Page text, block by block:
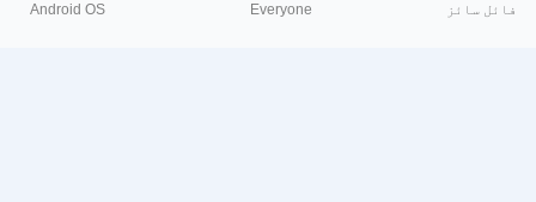
فائل سائز Everyone
Android OS